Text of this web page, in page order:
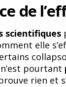
de
scientifiques
elle
pourtant
rien et